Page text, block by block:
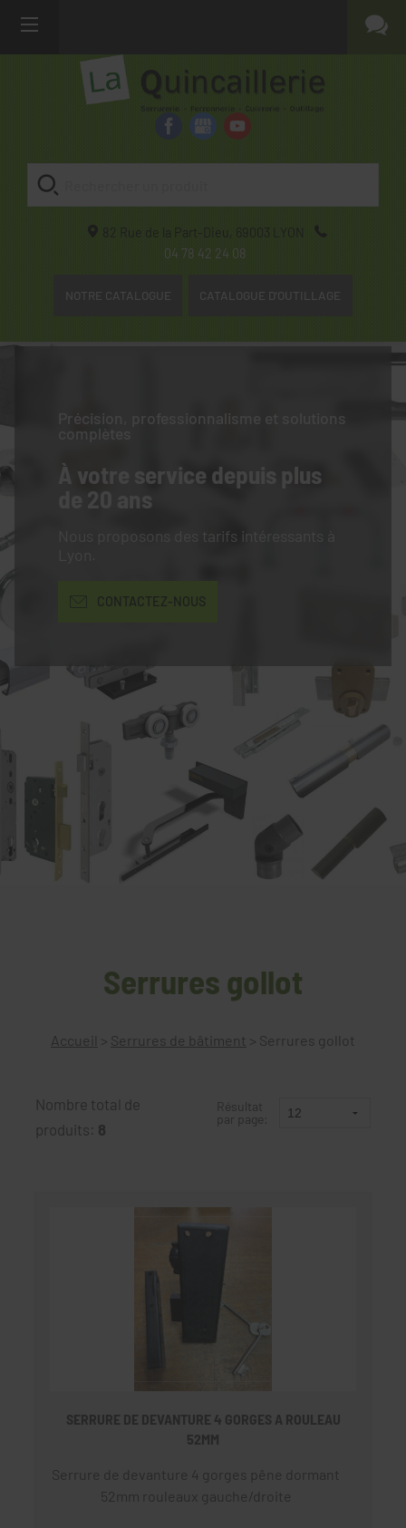
82 Rue de la Part-Dieu, 69003
LYON
04 78 42 24 08
NOTRE CATALOGUE CATALOGUE D'OUTILLAGE
Précision, professionnalisme et solutions
complètes
À votre service depuis plus
de 20 ans
Nous proposons des tarifs intéressants à
CONTACTEZ-NOUS
Serrures gollot
Accueil > Serrures de bâtiment > Serrures gollot
Nombre total de
produits: 8
Résultat
par page:
SERRURE DE DEVANTURE 4 GORGES A ROULEAU
52MM
Serrure de devanture 4 gorges pêne dormant
52mm rouleaux gauche/droite